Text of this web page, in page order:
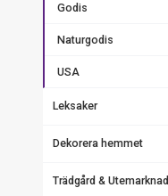
Godis
Naturgodis
USA
Leksaker
Dekorera hemmet
Trädgård & Utemarknad